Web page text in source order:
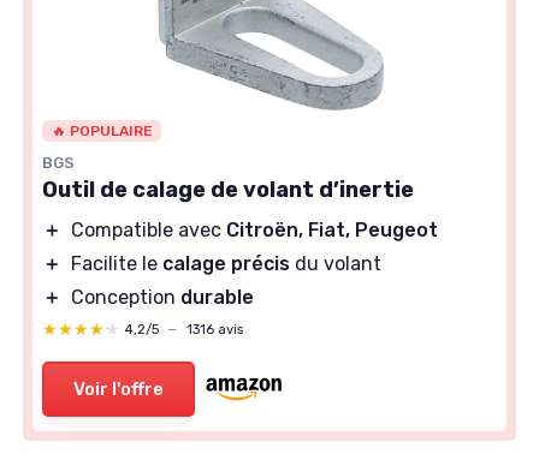
🔥 POPULAIRE
BGS
Outil de calage de volant d’inertie
＋ Compatible avec Citroën, Fiat, Peugeot
＋
Facilite le calage précis du volant
＋
Conception durable
★★★★★
★★★★★ 4,2/5 — 1316 avis
Voir l'offre